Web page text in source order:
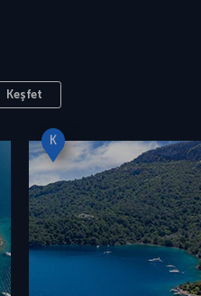
Keşfet
K